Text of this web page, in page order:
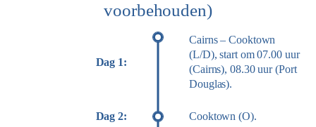
voorbehouden)
Dag 1:
Cairns – Cooktown
(L/D), start om 07.00 uur
(Cairns), 08.30 uur (Port
Douglas).
Dag 2: Cooktown (O).